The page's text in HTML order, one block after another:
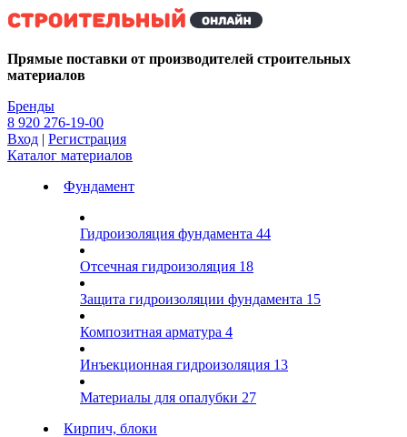
Kg
Прямые поставки от производителей строительных
материалов
Бренды
8 920 276-19-00
Вход | Регистрация
Каталог материалов
Фундамент
Гидроизоляция фундамента 44
Отсечная гидроизоляция 18
Защита гидроизоляции фундамента 15
Композитная арматура 4
Инъекционная гидроизоляция 13
Материалы для опалубки 27
Кирпич, блоки